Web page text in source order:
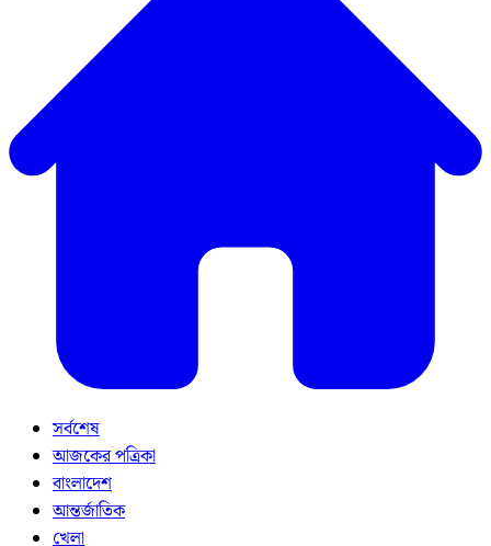
সর্বশেষ
আজকের পত্রিকা
বাংলাদেশ
আন্তর্জাতিক
খেলা